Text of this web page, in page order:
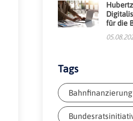
für die
Tags
Bahnfinanzierung